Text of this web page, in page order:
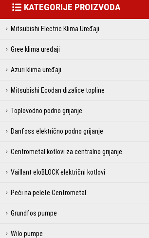
KATEGORIJE PROIZVODA
Mitsubishi Electric Klima Uređaji
Gree klima uređaji
Azuri klima uređaji
Mitsubishi Ecodan dizalice topline
Toplovodno podno grijanje
Danfoss električno podno grijanje
Centrometal kotlovi za centralno grijanje
Vaillant eloBLOCK električni kotlovi
Peći na pelete Centrometal
Grundfos pumpe
Wilo pumpe